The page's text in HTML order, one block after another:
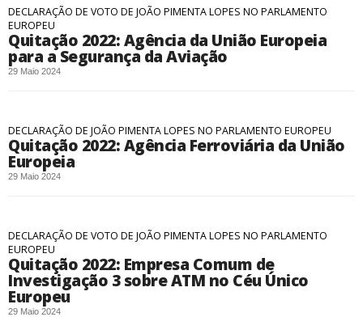
DECLARAÇÃO DE VOTO DE JOÃO PIMENTA LOPES NO PARLAMENTO
EUROPEU
Quitação 2022: Agência da União Europeia
para a Segurança da Aviação
29 Maio 2024
DECLARAÇÃO DE JOÃO PIMENTA LOPES NO PARLAMENTO EUROPEU
Quitação 2022: Agência Ferroviária da União
Europeia
29 Maio 2024
DECLARAÇÃO DE VOTO DE JOÃO PIMENTA LOPES NO PARLAMENTO
EUROPEU
Quitação 2022: Empresa Comum de
Investigação 3 sobre ATM no Céu Único
Europeu
29 Maio 2024